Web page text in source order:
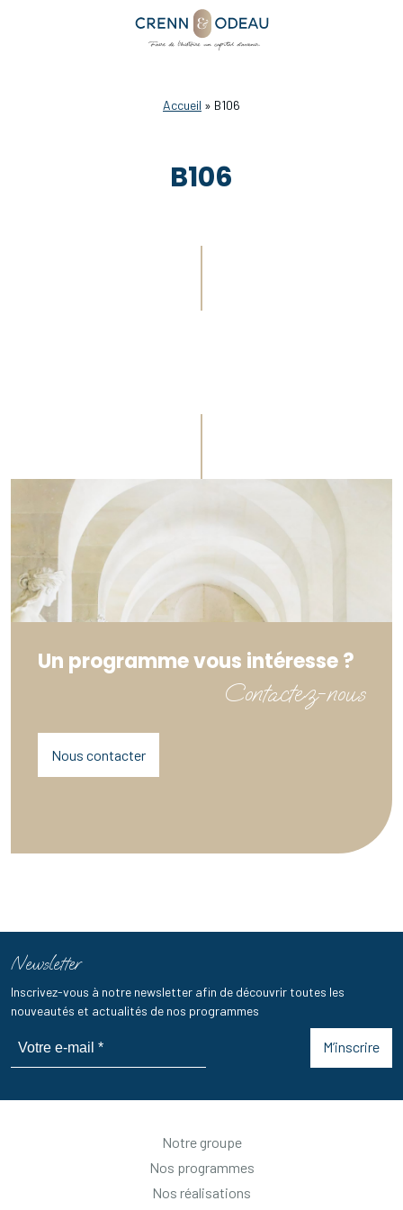
Accueil » B106
B106
Un programme vous intéresse ?
Contactez-nous
Nous contacter
Newsletter
Inscrivez-vous à notre newsletter afin de découvrir toutes les
nouveautés et actualités de nos programmes
M’inscrire
Notre groupe
Nos programmes
Nos réalisations